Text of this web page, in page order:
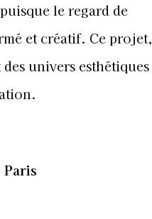
le regard de
et créatif. Ce projet,
univers esthétiques
Paris